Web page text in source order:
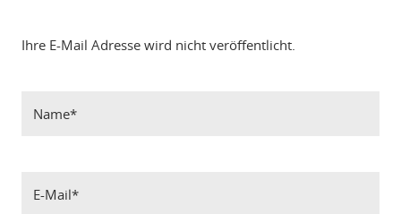
Ihre E-Mail Adresse wird nicht veröffentlicht.